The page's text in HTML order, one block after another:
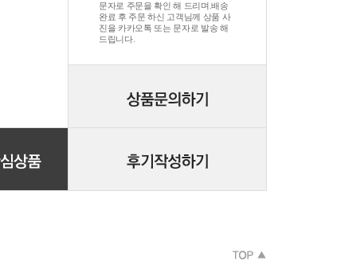
문자로 주문을 확인 해 드리며.배송
완료 후 주문 하신 고객님께 상품 사
진을 카카오톡 또는 문자로 발송 해
드립니다.